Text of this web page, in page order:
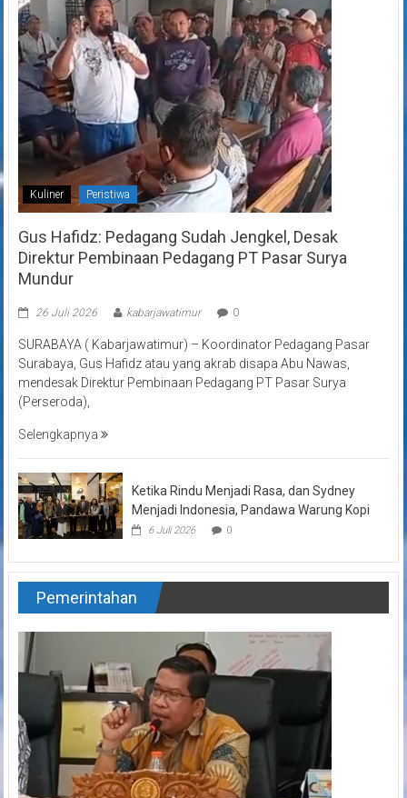
Kuliner Peristiwa
Gus Hafidz: Pedagang Sudah Jengkel, Desak
Direktur Pembinaan Pedagang PT Pasar Surya
Mundur
26 Juli 2026 kabarjawatimur 0
SURABAYA ( Kabarjawatimur) – Koordinator Pedagang Pasar
Surabaya, Gus Hafidz atau yang akrab disapa Abu Nawas,
mendesak Direktur Pembinaan Pedagang PT Pasar Surya
(Perseroda),
Selengkapnya
Ketika Rindu Menjadi Rasa, dan Sydney
Menjadi Indonesia, Pandawa Warung Kopi
6 Juli 2026 0
Pemerintahan